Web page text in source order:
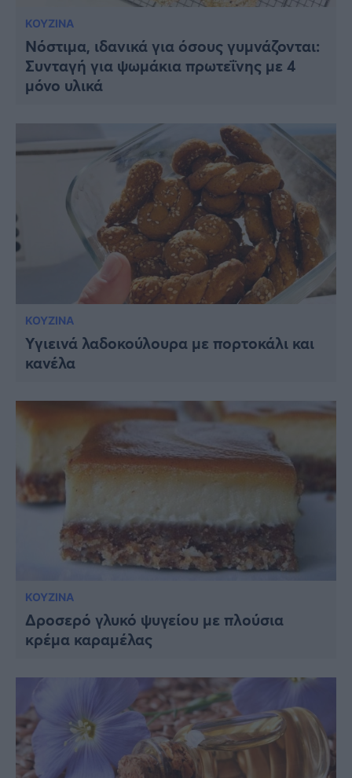
ΚΟΥΖΙΝΑ
Νόστιμα, ιδανικά για όσους γυμνάζονται:
Συνταγή για ψωμάκια πρωτεΐνης με 4
μόνο υλικά
ΚΟΥΖΙΝΑ
Υγιεινά λαδοκούλουρα με πορτοκάλι και
κανέλα
ΚΟΥΖΙΝΑ
Δροσερό γλυκό ψυγείου με πλούσια
κρέμα καραμέλας